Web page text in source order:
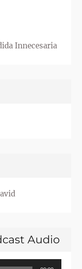
Innecesaria
Audio